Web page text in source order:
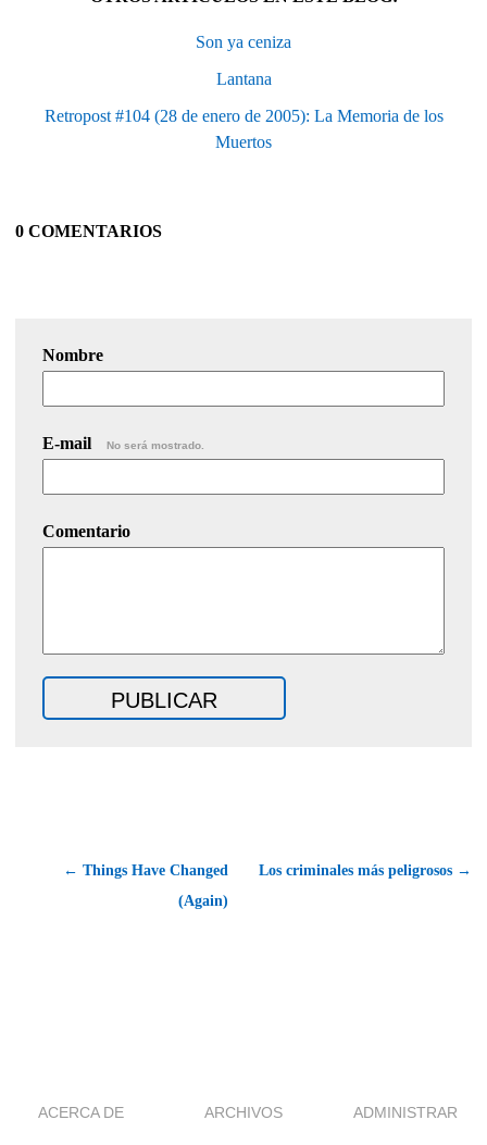
Son ya ceniza
Lantana
Retropost #104 (28 de enero de 2005): La Memoria de los
Muertos
0 COMENTARIOS
Nombre
E-mail No será mostrado.
Comentario
← Things Have Changed
(Again)
Los criminales más peligrosos →
ACERCA DE ARCHIVOS ADMINISTRAR